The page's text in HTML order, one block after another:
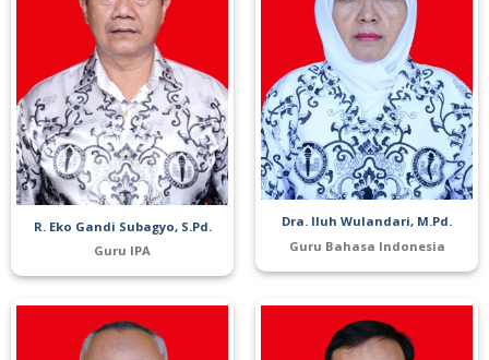
R. Eko Gandi Subagyo, S.Pd.
Guru IPA
Dra. Iluh Wulandari, M.Pd.
Guru Bahasa Indonesia